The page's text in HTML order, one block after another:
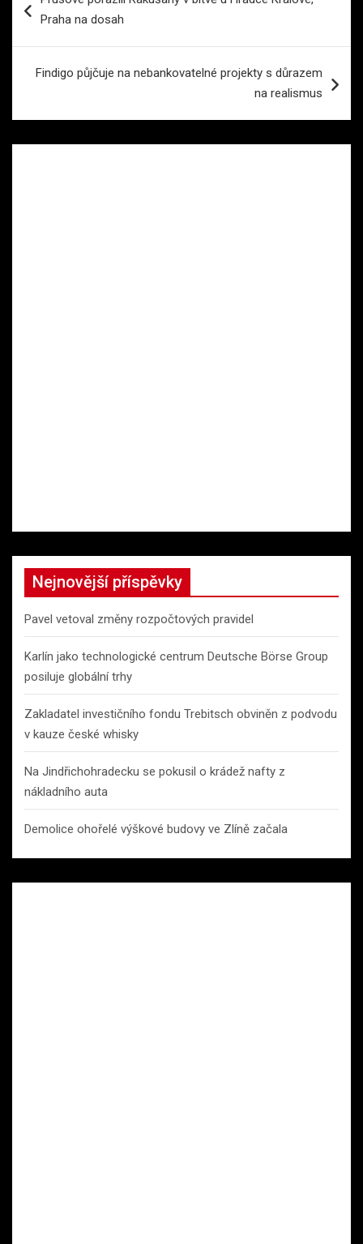
proPraha na dosah
Findigo půjčuje na nebankovatelné projekty s důrazem
na realismus
Nejnovější příspěvky
Pavel vetoval změny rozpočtových pravidel
Karlín jako technologické centrum Deutsche Börse Group
posiluje globální trhy
Zakladatel investičního fondu Trebitsch obviněn z podvodu
v kauze české whisky
Na Jindřichohradecku se pokusil o krádež nafty z
nákladního auta
Demolice ohořelé výškové budovy ve Zlíně začala